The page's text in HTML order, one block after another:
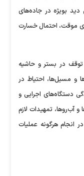
بویژه در جاده‌های
موقت، احتمال خسارت
در بستر و حاشیه
و مسیل‌ها، احتیاط در
دستگاه‌های اجرایی و
و آب‌روها، تمهیدات لازم
انجام هرگونه عملیات